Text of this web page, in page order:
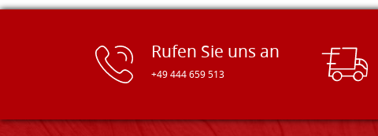
Rufen Sie uns an
+49 444 659 513